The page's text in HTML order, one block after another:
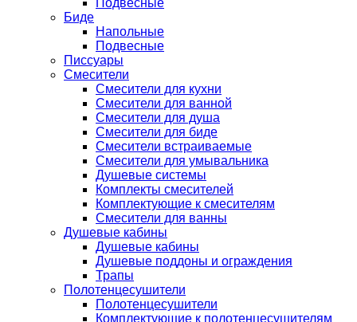
Подвесные
Биде
Напольные
Подвесные
Писсуары
Смесители
Смесители для кухни
Смесители для ванной
Смесители для душа
Смесители для биде
Смесители встраиваемые
Смесители для умывальника
Душевые системы
Комплекты смесителей
Комплектующие к смесителям
Смесители для ванны
Душевые кабины
Душевые кабины
Душевые поддоны и ограждения
Трапы
Полотенцесушители
Полотенцесушители
Комплектующие к полотенцесушителям